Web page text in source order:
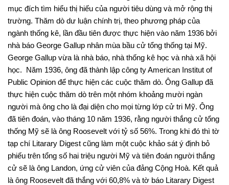
mục đích tìm hiểu thị hiếu của người tiêu dùng và mở rộng thị
trường. Thăm dò dư luận chính trị, theo phương pháp của
ngành thống kê, lần đầu tiên được thực hiện vào năm 1936 bởi
nhà báo George Gallup nhân mùa bầu cử tổng thống tại Mỹ.
George Gallup vừa là nhà báo, nhà thống kê học và nhà xã hội
học. Năm 1936, ông đã thành lập công ty American Institut of
Public Opinion để thực hiện các cuộc thăm dò. Ông Gallup đã
thực hiện cuộc thăm dò trên một nhóm khoảng mười ngàn
người mà ông cho là đại diện cho mọi từng lớp cử tri Mỹ. Ông
đã tiên đoán, vào tháng 10 năm 1936, rằng người thắng cử tổng
thống Mỹ sẽ là ông Roosevelt với tỷ số 56%. Trong khi đó thì tờ
tạp chí Litarary Digest cũng làm một cuộc khảo sát ý định bỏ
phiếu trên tổng số hai triệu người Mỹ và tiên đoán người thắng
cử sẽ là ông Landon, ứng cử viên của đảng Cộng Hoà. Kết quả
là ông Roosevelt đã thắng với 60,8% và tờ báo Litarary Digest